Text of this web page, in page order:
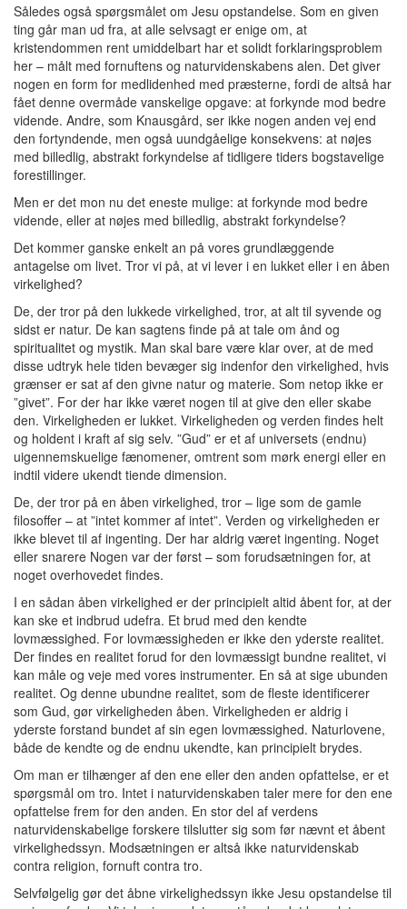
Således også spørgsmålet om Jesu opstandelse. Som en given
ting går man ud fra, at alle selvsagt er enige om, at
kristendommen rent umiddelbart har et solidt forklaringsproblem
her – målt med fornuftens og naturvidenskabens alen. Det giver
nogen en form for medlidenhed med præsterne, fordi de altså har
fået denne overmåde vanskelige opgave: at forkynde mod bedre
vidende. Andre, som Knausgård, ser ikke nogen anden vej end
den fortyndende, men også uundgåelige konsekvens: at nøjes
med billedlig, abstrakt forkyndelse af tidligere tiders bogstavelige
forestillinger.
Men er det mon nu det eneste mulige: at forkynde mod bedre
vidende, eller at nøjes med billedlig, abstrakt forkyndelse?
Det kommer ganske enkelt an på vores grundlæggende
antagelse om livet. Tror vi på, at vi lever i en lukket eller i en åben
virkelighed?
De, der tror på den lukkede virkelighed, tror, at alt til syvende og
sidst er natur. De kan sagtens finde på at tale om ånd og
spiritualitet og mystik. Man skal bare være klar over, at de med
disse udtryk hele tiden bevæger sig indenfor den virkelighed, hvis
grænser er sat af den givne natur og materie. Som netop ikke er
”givet”. For der har ikke været nogen til at give den eller skabe
den. Virkeligheden er lukket. Virkeligheden og verden findes helt
og holdent i kraft af sig selv. ”Gud” er et af universets (endnu)
uigennemskuelige fænomener, omtrent som mørk energi eller en
indtil videre ukendt tiende dimension.
De, der tror på en åben virkelighed, tror – lige som de gamle
filosoffer – at ”intet kommer af intet”. Verden og virkeligheden er
ikke blevet til af ingenting. Der har aldrig været ingenting. Noget
eller snarere Nogen var der først – som forudsætningen for, at
noget overhovedet findes.
I en sådan åben virkelighed er der principielt altid åbent for, at der
kan ske et indbrud udefra. Et brud med den kendte
lovmæssighed. For lovmæssigheden er ikke den yderste realitet.
Der findes en realitet forud for den lovmæssigt bundne realitet, vi
kan måle og veje med vores instrumenter. En så at sige ubunden
realitet. Og denne ubundne realitet, som de fleste identificerer
som Gud, gør virkeligheden åben. Virkeligheden er aldrig i
yderste forstand bundet af sin egen lovmæssighed. Naturlovene,
både de kendte og de endnu ukendte, kan principielt brydes.
Om man er tilhænger af den ene eller den anden opfattelse, er et
spørgsmål om tro. Intet i naturvidenskaben taler mere for den ene
opfattelse frem for den anden. En stor del af verdens
naturvidenskabelige forskere tilslutter sig som før nævnt et åbent
virkelighedssyn. Modsætningen er altså ikke naturvidenskab
contra religion, fornuft contra tro.
Selvfølgelig gør det åbne virkelighedssyn ikke Jesu opstandelse til